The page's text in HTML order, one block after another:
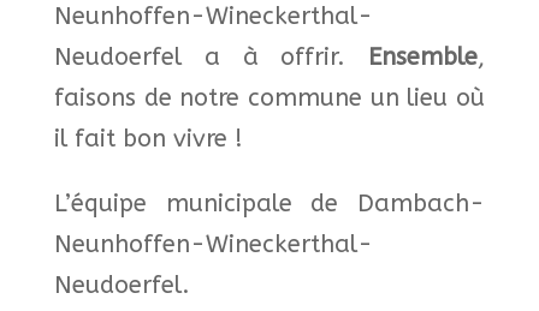
Neunhoffen-Wineckerthal-
Neudoerfel
a à offrir. Ensemble,
faisons de notre commune un lieu où
il fait bon vivre !
L’équipe municipale de Dambach-
Neunhoffen-Wineckerthal-
Neudoerfel.